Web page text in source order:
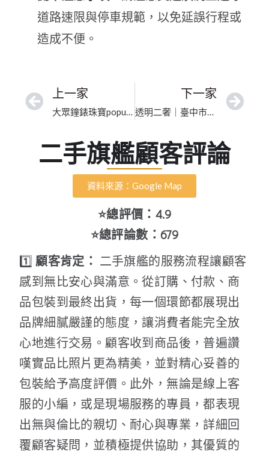
道路速限與停車規範，以免延誤行程或
造成不便。
上一家
大眾鐘錶珠寶popular/高價收購各國名錶.珠寶/國外代購全新名錶｜新竹市精品高價收購｜誠信專業買賣保值
下一家
透明二奢｜臺中市精品專業鑑定｜行家信賴的優質首選
二手旗艦顧客評論
資料來源：Google Map
⭐總評價：4.9
⭐總評論數：679
1️⃣ 顧客肯定： 二手旗艦的服務流程讓顧客
感到無比安心與滿意。從訂購、付款、商
品包裝到最終出貨，每一個環節都展現出
品牌細膩嚴謹的態度，讓消費者能完全放
心地進行交易。顧客收到商品後，普遍讚
嘆實品比照片更為精美，並對精心妥善的
包裝給予高度評價。此外，無論是線上客
服的小編，或是現場服務的專員，都表現
出無與倫比的親切、耐心與專業，詳細回
覆顧客疑問，並積極提供協助，其優質的